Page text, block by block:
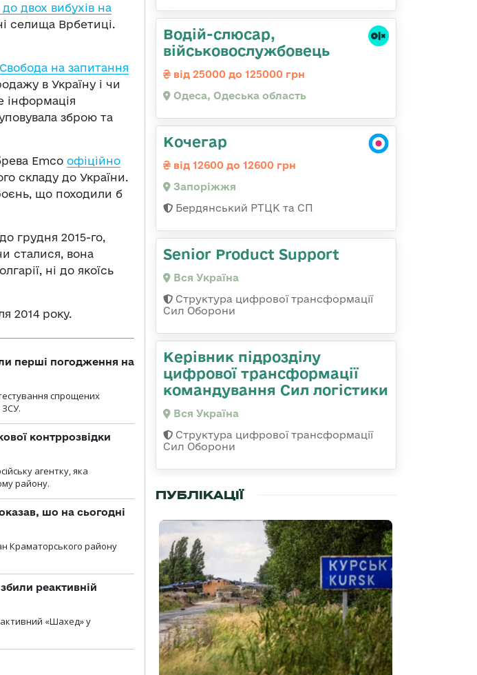
двох вибухів на
селища Врбетиці.
на запитання
в Україну і чи
інформація
зброю та
Emco офіційно
складу до України.
що походили б
грудня 2015-го,
сталися, вона
ні до якоїсь
2014 року.
перші погодження на
спрощених
ЗСУ.
контррозвідки
агентку, яка
району.
шо на сьогодні
Краматорського району
реактивній
«Шахед» у
Водій-слюсаp,
військовослужбовець
від 25000 до 125000 грн
Одеса, Одеська область
Кочегар
від 12600 до 12600 грн
Запоріжжя
Бердянський РТЦК та СП
Senior Product Support
Вся Україна
Структура цифрової трансформації
Сил Оборони
Керівник підрозділу
цифрової трансформації
командування Сил логістики
Вся Україна
Структура цифрової трансформації
Сил Оборони
ПУБЛІКАЦІЇ